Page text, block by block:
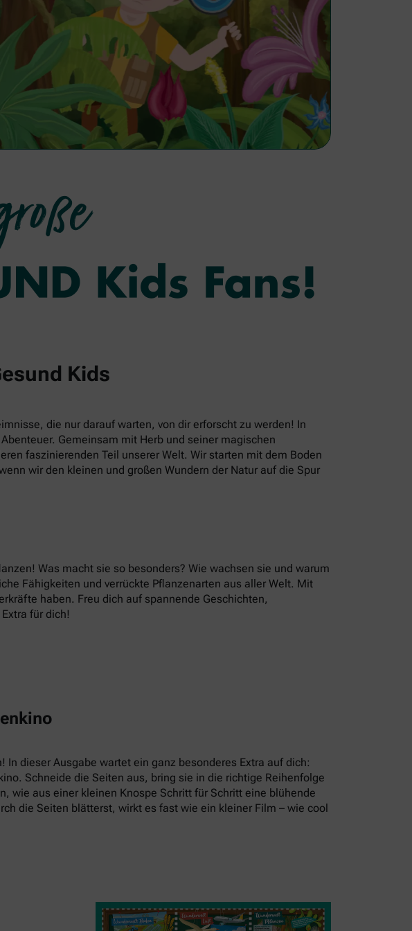
Kids
die nur darauf warten, von dir erforscht zu werden! In
Gemeinsam mit Herb und seiner magischen
faszinierenden Teil unserer Welt. Wir starten mit dem Boden
wir den kleinen und großen Wundern der Natur auf die Spur
Was macht sie so besonders? Wie wachsen sie und warum
Fähigkeiten und verrückte Pflanzenarten aus aller Welt. Mit
haben. Freu dich auf spannende Geschichten,
für dich!
In dieser Ausgabe wartet ein ganz besonderes Extra auf dich:
Schneide die Seiten aus, bring sie in die richtige Reihenfolge
wie aus einer kleinen Knospe Schritt für Schritt eine blühende
die Seiten blätterst, wirkt es fast wie ein kleiner Film – wie cool